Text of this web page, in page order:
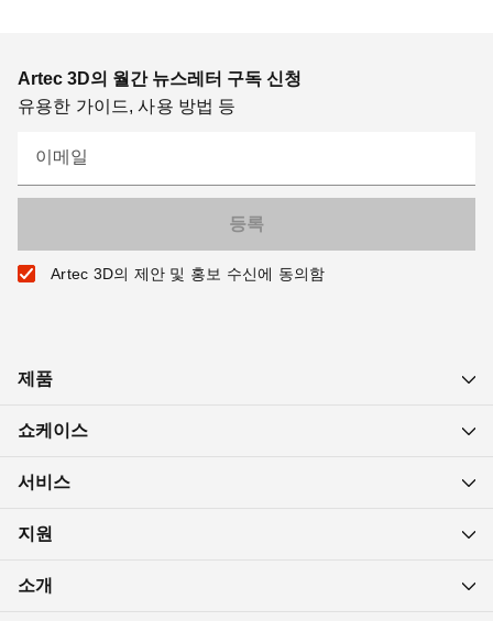
Artec 3D의 월간 뉴스레터 구독 신청
유용한 가이드, 사용 방법 등
이메일
Artec 3D의 제안 및 홍보 수신에 동의함
제품
쇼케이스
서비스
지원
소개